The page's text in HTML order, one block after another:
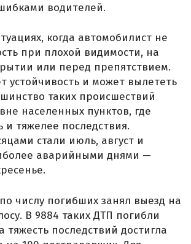
водителей.
когда автомобилист не
при плохой видимости, на
или перед препятствием.
устойчивость и может вылететь
таких происшествий
населенных пунктов, где
и тяжелее последствия.
стали июль, август и
аварийными днями —
числу погибших занял выезд на
В 9884 таких ДТП погибли
тяжесть последствий достигла